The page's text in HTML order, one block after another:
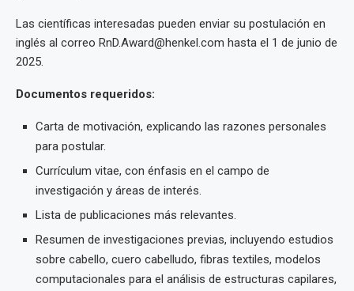
Las científicas interesadas pueden enviar su postulación en
inglés al correo RnD.Award@henkel.com hasta el 1 de junio de
2025.
Documentos requeridos:
Carta de motivación, explicando las razones personales
para postular.
Currículum vitae, con énfasis en el campo de
investigación y áreas de interés.
Lista de publicaciones más relevantes.
Resumen de investigaciones previas, incluyendo estudios
sobre cabello, cuero cabelludo, fibras textiles, modelos
computacionales para el análisis de estructuras capilares,